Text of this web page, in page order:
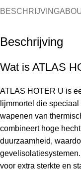
BESCHRIJVING
Beschrijving
Wat is ATLAS
ATLAS HOTER U is
lijmmortel die
wapenen van
combineert hoge
duurzaamheid,
voor extra sterkte en